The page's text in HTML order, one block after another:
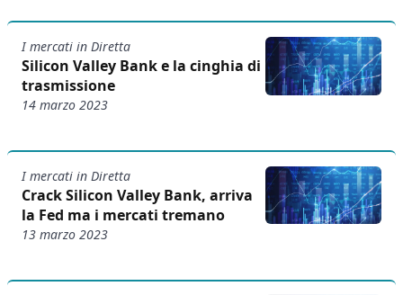
I mercati in Diretta
Silicon Valley Bank e la cinghia di
trasmissione
14 marzo 2023
I mercati in Diretta
Crack Silicon Valley Bank, arriva
la Fed ma i mercati tremano
13 marzo 2023